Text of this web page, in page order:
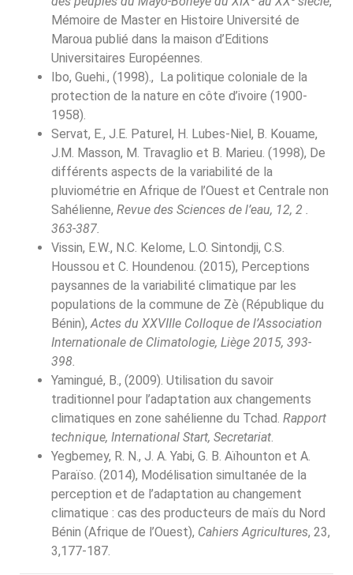
Mémoire de Master en Histoire Université de
Maroua publié dans la maison d’Editions
Universitaires Européennes.
Ibo, Guehi., (1998)., La politique coloniale de la
protection de la nature en côte d’ivoire (1900-
1958).
Servat, E., J.E. Paturel, H. Lubes-Niel, B. Kouame,
J.M. Masson, M. Travaglio et B. Marieu. (1998), De
différents aspects de la variabilité de la
pluviométrie en Afrique de l’Ouest et Centrale non
Sahélienne, Revue des Sciences de l’eau, 12, 2 .
363-387.
Vissin, E.W., N.C. Kelome, L.O. Sintondji, C.S.
Houssou et C. Houndenou. (2015), Perceptions
paysannes de la variabilité climatique par les
populations de la commune de Zè (République du
Bénin),Actes du XXVIIIe Colloque de l’Association
Internationale de Climatologie, Liège 2015, 393-
398.
Yamingué, B., (2009). Utilisation du savoir
traditionnel pour l’adaptation aux changements
climatiques en zone sahélienne du Tchad. Rapport
technique, International Start, Secretariat.
Yegbemey, R. N., J. A. Yabi, G. B. Aïhounton et A.
Paraïso. (2014), Modélisation simultanée de la
perception et de l’adaptation au changement
climatique : cas des producteurs de maïs du Nord
Bénin (Afrique de l’Ouest), Cahiers Agricultures, 23,
3,177-187.